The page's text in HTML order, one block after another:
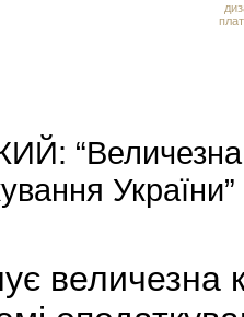
“Величезна
України”
величезна